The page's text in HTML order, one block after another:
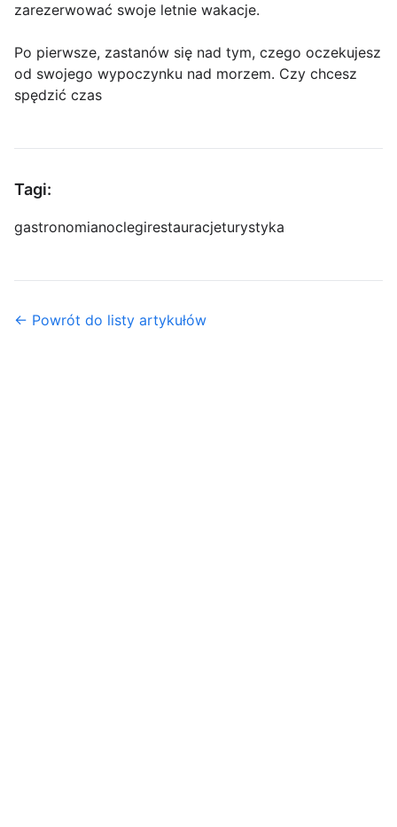
zarezerwować swoje letnie wakacje.
Po pierwsze, zastanów się nad tym, czego oczekujesz
od swojego wypoczynku nad morzem. Czy chcesz
spędzić czas
Tagi:
gastronomianoclegirestauracjeturystyka
← Powrót do listy artykułów